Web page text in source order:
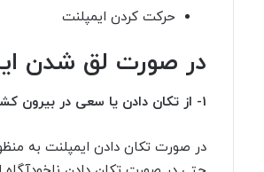
حرکت کردن ایمپلنت
در صورت لق شدن
1- از تکان دادن یا سعی در بیرون
در صورت تکان دادن ایمپلنت به